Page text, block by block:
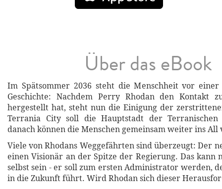
Über das eBook
Im Spätsommer 2036 steht die Menschheit vor
Geschichte: Nachdem Perry Rhodan den Kontakt
hergestellt hat, steht nun die Einigung der
Terrania City soll die Hauptstadt der
danach können die Menschen gemeinsam weiter ins All
Viele von Rhodans Weggefährten sind überzeugt: Der
einen Visionär an der Spitze der Regierung. Das kann
selbst sein - er soll zum ersten Administrator werden,
in die Zukunft führt. Wird Rhodan sich dieser